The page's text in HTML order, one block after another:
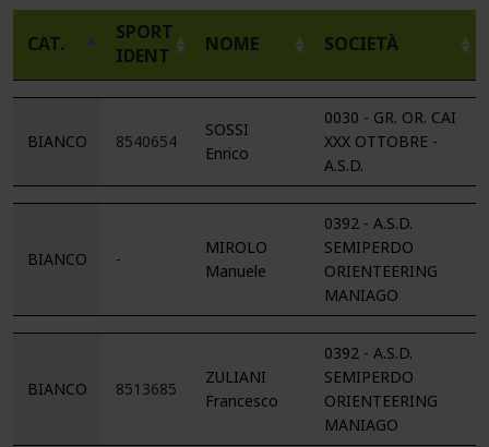
CAT.
SPORT
IDENT
NOME SOCIETÀ
BIANCO 8540654
SOSSI
Enrico
0030 - GR. OR. CAI
XXX OTTOBRE -
A.S.D.
BIANCO -
MIROLO
Manuele
0392 - A.S.D.
SEMIPERDO
ORIENTEERING
MANIAGO
BIANCO 8513685
ZULIANI
Francesco
0392 - A.S.D.
SEMIPERDO
ORIENTEERING
MANIAGO